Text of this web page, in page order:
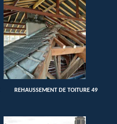
REHAUSSEMENT DE TOITURE 49